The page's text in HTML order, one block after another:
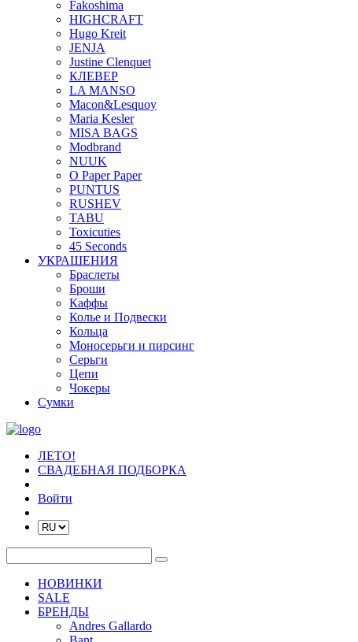
Fakoshima
HIGHCRAFT
Hugo Kreit
JENJA
Justine Clenquet
КЛЕВЕР
LA MANSO
Macon&Lesquoy
Maria Kesler
MISA BAGS
Modbrand
NUUK
O Paper Paper
PUNTUS
RUSHEV
TABU
Toxicuties
45 Seconds
УКРАШЕНИЯ
Браслеты
Броши
Каффы
Колье и Подвески
Кольца
Моносерьги и пирсинг
Серьги
Цепи
Чокеры
Сумки
ЛЕТО!
СВАДЕБНАЯ ПОДБОРКА
Войти
НОВИНКИ
SALE
БРЕНДЫ
Andres Gallardo